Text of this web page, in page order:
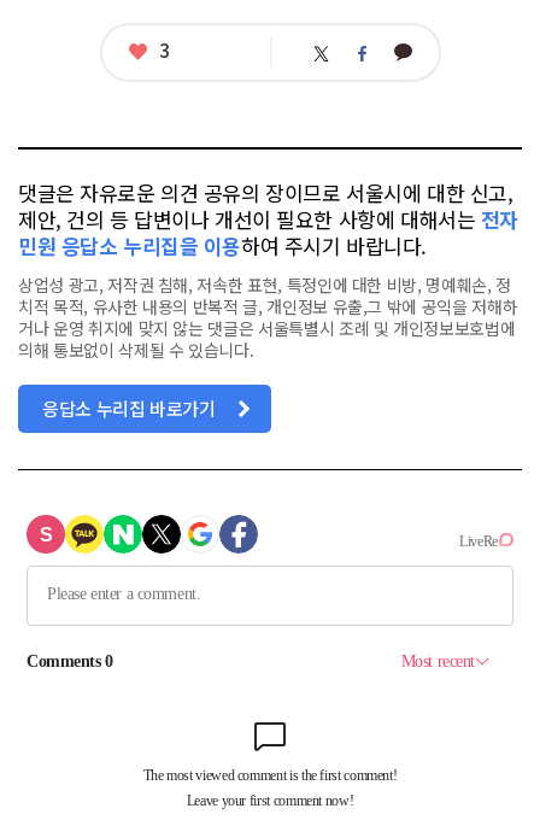
좋
3 트 페 카
댓글은 자유로운 의견 공유의 장이므로 서울시에 대한 신고,
제안, 건의 등 답변이나 개선이 필요한 사항에 대해서는 전자
민원 응답소 누리집을 이용하여 주시기 바랍니다.
상업성 광고, 저작권 침해, 저속한 표현, 특정인에 대한 비방, 명예훼손, 정
치적 목적, 유사한 내용의 반복적 글, 개인정보 유출,그 밖에 공익을 저해하
거나 운영 취지에 맞지 않는 댓글은 서울특별시 조례 및 개인정보보호법에
의해 통보없이 삭제될 수 있습니다.
응답소 누리집 바로가기